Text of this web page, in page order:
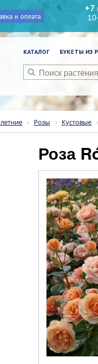
и оплата
+7
КАТАЛОГ БУКЕТЫ ИЗ
Розы Кустовые
Роза